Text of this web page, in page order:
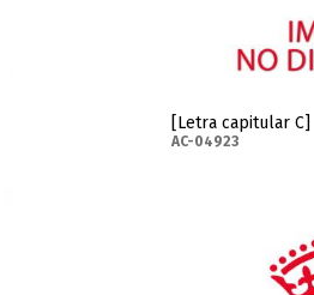
[Letra capitular C]
AC-04923